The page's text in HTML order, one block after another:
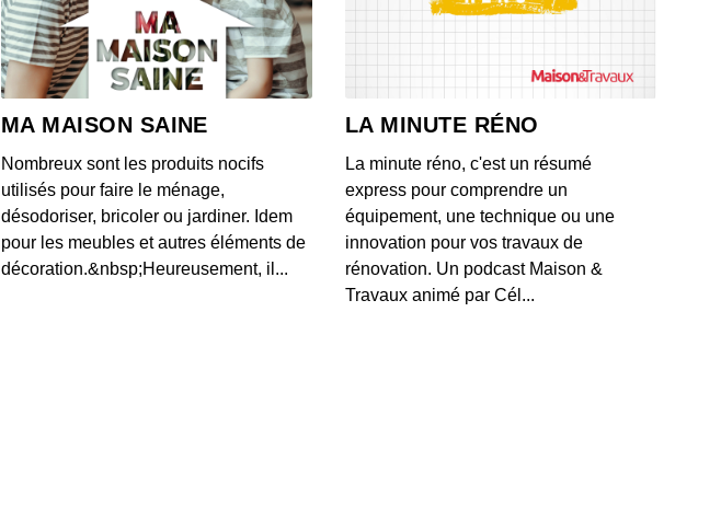
Jean-Luc Ployé, la chambre des secrets de Monique Olivier
00:30:08 - IL Y A 3 ANS
00:19:32 - IL Y A 3 ANS
Alexandre Marchon sur un plateau !
MA MAISON SAINE
Nombreux sont les produits nocifs
utilisés pour faire le ménage,
désodoriser, bricoler ou jardiner. Idem
pour les meubles et autres éléments de
décoration.&nbsp;Heureusement, il...
LA MINUTE RÉNO
La minute réno, c'est un résumé
express pour comprendre un
équipement, une technique ou une
innovation pour vos travaux de
rénovation. Un podcast Maison &
Travaux animé par Cél...